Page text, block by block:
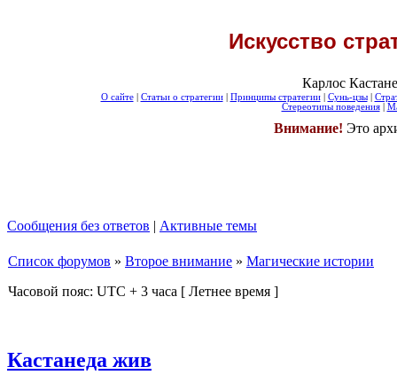
Искусство
Карлос
О сайте| Статьи о стратегии| Принципы стратегии| Сунь-цзы|
Стереотипы поведения|
Внимание! Это
Сообщения без ответов | Активные темы
Список форумов » Второе внимание » Магические истории
Часовой пояс: UTC + 3 часа [ Летнее время ]
Кастанеда жив